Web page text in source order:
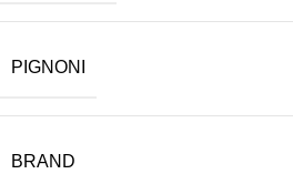
PIGNONI
BRAND